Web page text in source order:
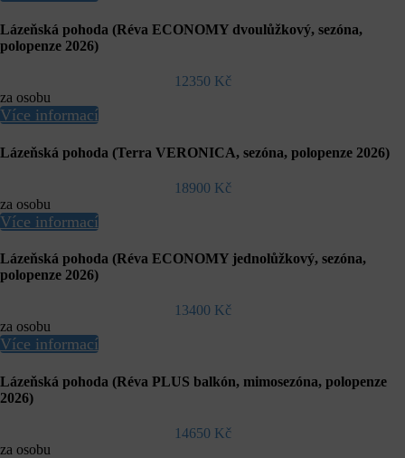
Lázeňská pohoda (Réva ECONOMY dvoulůžkový, sezóna,
polopenze 2026)
12350 Kč
za osobu
Více informací
Lázeňská pohoda (Terra VERONICA, sezóna, polopenze 2026)
18900 Kč
za osobu
Více informací
Lázeňská pohoda (Réva ECONOMY jednolůžkový, sezóna,
polopenze 2026)
13400 Kč
za osobu
Více informací
Lázeňská pohoda (Réva PLUS balkón, mimosezóna, polopenze
2026)
14650 Kč
za osobu